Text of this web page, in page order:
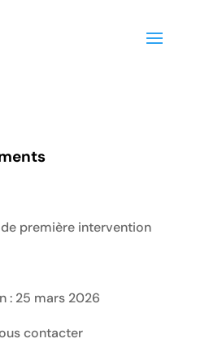
première intervention
: 25 mars 2026
contacter